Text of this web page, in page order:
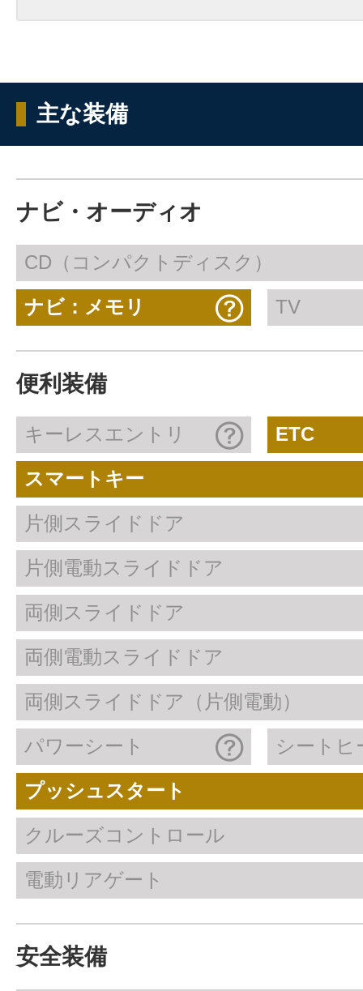
主な装備
ナビ・オーディオ
CD（コンパクトディスク）
ナビ：メモリ TV
便利装備
キーレスエントリ ETC
スマートキー
片側スライドドア
片側電動スライドドア
両側スライドドア
両側電動スライドドア
両側スライドドア（片側電動）
パワーシート シートヒ
プッシュスタート
クルーズコントロール
電動リアゲート
安全装備